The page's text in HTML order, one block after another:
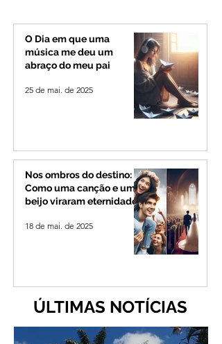
Minas e Goiás
O Dia em que uma
música me deu um
abraço do meu pai
25 de mai. de 2025
Nos ombros do destino:
Como uma canção e um
beijo viraram eternidade
18 de mai. de 2025
ÚLTIMAS NOTÍCIAS